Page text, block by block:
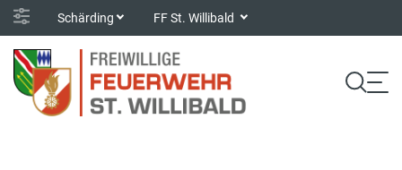
Schärding FF St. Willibald